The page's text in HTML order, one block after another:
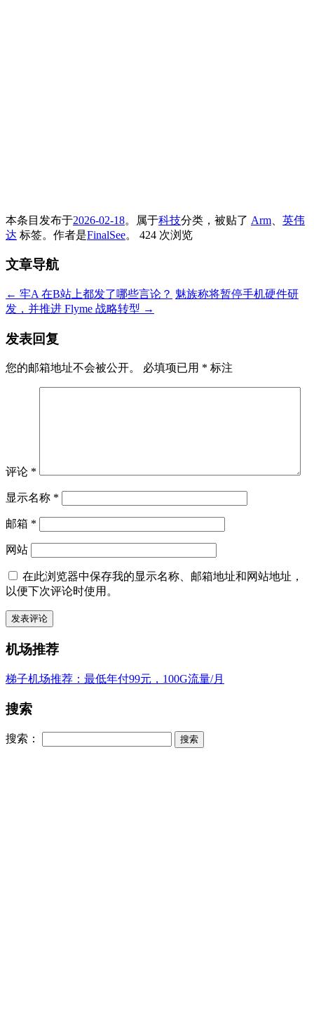
本条目发布于2026-02-18。属于科技分类，被贴了 Arm
英伟
达 标签。 作者是FinalSee。 424 次浏览
文章导航
← 牢A 在B站上都发了哪些言论？ 魅族称将暂停手机硬件研
发，并推进 Flyme 战略转型 →
发表回复
您的邮箱地址不会被公开。 必填项已用 * 标注
评论 *
显示名称 *
邮箱 *
网站
在此浏览器中保存我的显示名称、邮箱地址和网站地址，
以便下次评论时使用。
机场推荐
梯子机场推荐：最低年付99元，100G流量/月
搜索
搜索：